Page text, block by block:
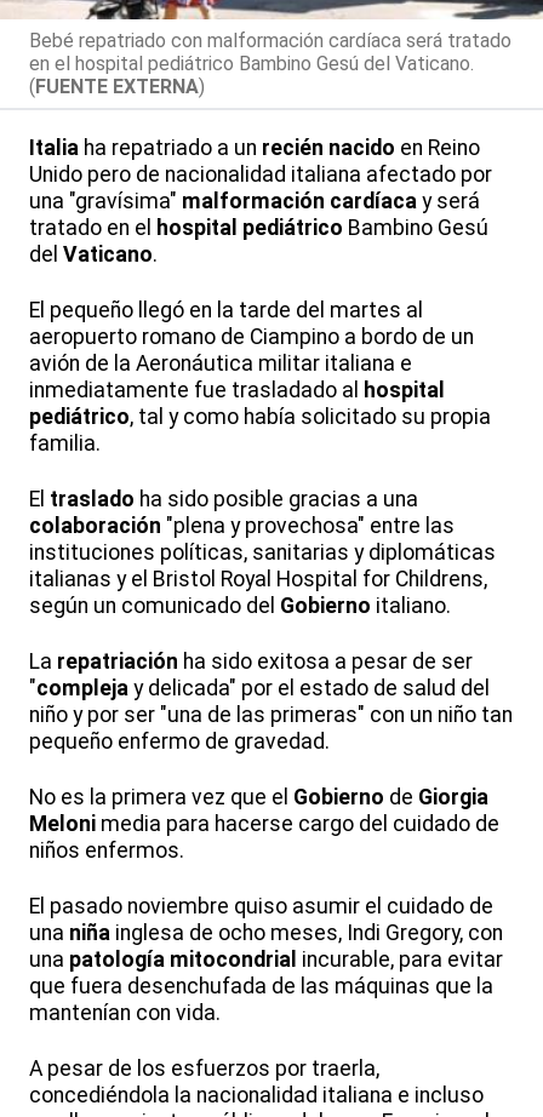
Bebé repatriado con malformación cardíaca será tratado
en el hospital pediátrico Bambino Gesú del Vaticano.
(FUENTE EXTERNA)
Italia ha repatriado a un recién nacido en Reino
Unido pero de nacionalidad italiana afectado por
una "gravísima" malformación cardíaca y será
tratado en el hospital pediátrico Bambino Gesú
del Vaticano.
El pequeño llegó en la tarde del martes al
aeropuerto romano de Ciampino a bordo de un
avión de la Aeronáutica militar italiana e
inmediatamente fue trasladado al hospital
pediátrico, tal y como había solicitado su propia
familia.
El traslado ha sido posible gracias a una
colaboración "plena y provechosa" entre las
instituciones políticas, sanitarias y diplomáticas
italianas y el Bristol Royal Hospital for Childrens,
según un comunicado del Gobierno italiano.
La repatriación ha sido exitosa a pesar de ser
"compleja y delicada" por el estado de salud del
niño y por ser "una de las primeras" con un niño tan
pequeño enfermo de gravedad.
No es la primera vez que el Gobierno de Giorgia
Meloni media para hacerse cargo del cuidado de
niños enfermos.
El pasado noviembre quiso asumir el cuidado de
una niña inglesa de ocho meses, Indi Gregory, con
una patología mitocondrial incurable, para evitar
que fuera desenchufada de las máquinas que la
mantenían con vida.
A pesar de los esfuerzos por traerla,
concediéndola la nacionalidad italiana e incluso